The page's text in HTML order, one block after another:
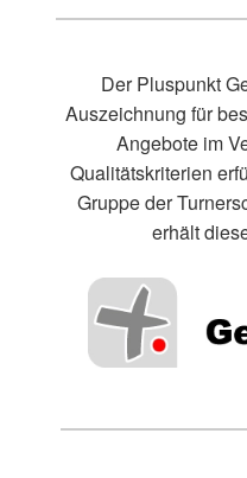
Der Pluspunkt
Auszeichnung für
Angebote im
Qualitätskriterien
Gruppe der
erhält